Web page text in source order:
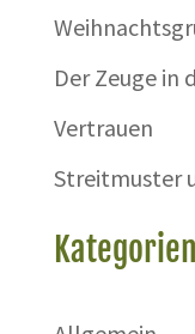
Der Zeuge in
Vertrauen
Streitmuster
Kategorien